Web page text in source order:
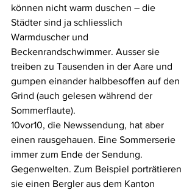
können nicht warm duschen – die
Städter sind ja schliesslich
Warmduscher und
Beckenrandschwimmer. Ausser sie
treiben zu Tausenden in der Aare und
gumpen einander halbbesoffen auf den
Grind (auch gelesen während der
Sommerflaute).
10vor10, die Newssendung, hat aber
einen rausgehauen. Eine Sommerserie
immer zum Ende der Sendung.
Gegenwelten. Zum Beispiel porträtieren
sie einen Bergler aus dem Kanton